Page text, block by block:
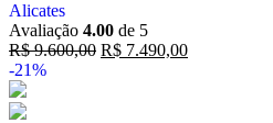
Alicates
Avaliação 4.00 de 5
R$9.600,00 R$ 7.490,00
-21%